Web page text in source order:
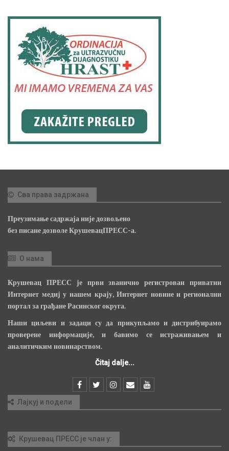
Сва права задржана
Преузимање садржаја није дозвољено
без писане дозволе КрушевацПРЕСС-а.
О нама
Крушевац ПРЕСС је први званично регистрован приватни
Интернет медиј у нашем крају, Интернет новине и регионални
портал за грађане Расинског округа.
Наши циљеви и задаци су да прикупљамо и дистрибуирамо
проверене информације, и бавимо се истраживањем и
аналитичким новинарством.
Čitaj dalje...
Лајкуј и подели
Крушевац ПРЕСС је члан у: